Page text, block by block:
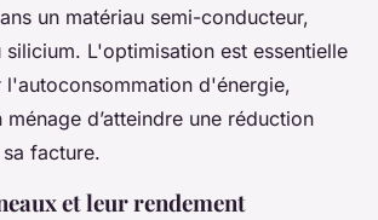
un matériau semi-conducteur,
L'optimisation est essentielle
l'autoconsommation d'énergie,
d’atteindre une réduction
facture.
et leur rendement